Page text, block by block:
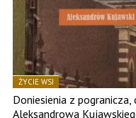
ŻYCIE WSI
Doniesienia z
Aleksandrowa